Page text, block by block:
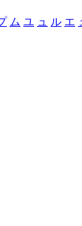
ム ユ ュ ル エ